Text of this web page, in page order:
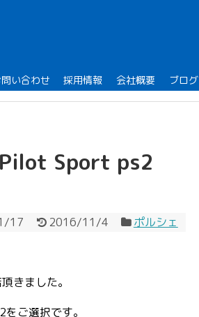
い合わせ 採用情報 会社概要 ブログ
Sport ps2
17 2016/11/4 ポルシェ
きました。
ご選択です。